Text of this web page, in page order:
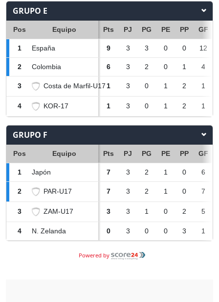
GRUPO E
Pos Equipo Pts PJ PG PE PP GF
1 España 9 3 3 0 0 12
2 Colombia 6 3 2 0 1 4
3 Costa de Marfil-U17 1 3 0 1 2 1
4 KOR-17 1 3 0 1 2 1
GRUPO F
Pos Equipo Pts PJ PG PE PP GF
1 Japón 7 3 2 1 0 6
2 PAR-U17 7 3 2 1 0 7
3 ZAM-U17 3 3 1 0 2 5
4 N. Zelanda 0 3 0 0 3 1
Powered by